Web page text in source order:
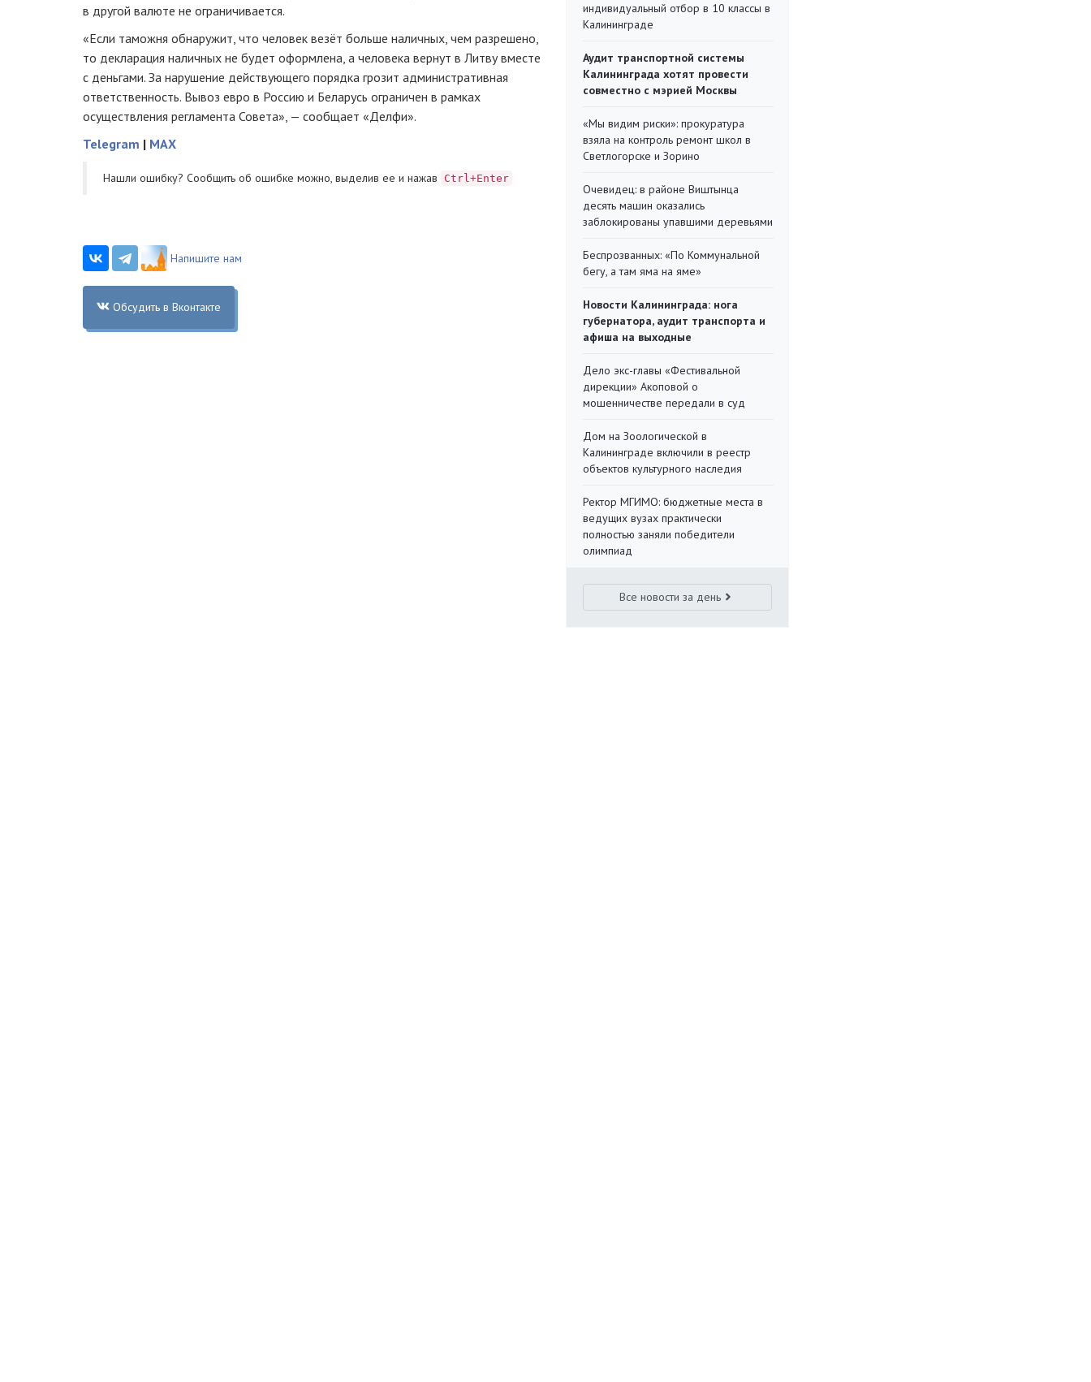
в другой валюте не ограничивается.
«Если таможня обнаружит, что человек везёт больше наличных, чем разрешено,
то декларация наличных не будет оформлена, а человека вернут в Литву вместе
с деньгами. За нарушение действующего порядка грозит административная
ответственность. Вывоз евро в Россию и Беларусь ограничен в рамках
осуществления регламента Совета», — сообщает «Делфи».
Telegram | MAX
Нашли ошибку? Cообщить об ошибке можно, выделив ее и нажав Ctrl+Enter
Напишите нам
Обсудить в Вконтакте
индивидуальный отбор в 10 классы в
Калининграде
Аудит транспортной системы
Калининграда хотят провести
совместно с мэрией Москвы
«Мы видим риски»: прокуратура
взяла на контроль ремонт школ в
Светлогорске и Зорино
Очевидец: в районе Виштынца
десять машин оказались
заблокированы упавшими деревьями
Беспрозванных: «По Коммунальной
бегу, а там яма на яме»
Новости Калининграда: нога
губернатора, аудит транспорта и
афиша на выходные
Дело экс-главы «Фестивальной
дирекции» Акоповой о
мошенничестве передали в суд
Дом на Зоологической в
Калининграде включили в реестр
объектов культурного наследия
Ректор МГИМО: бюджетные места в
ведущих вузах практически
полностью заняли победители
олимпиад
Все новости за день